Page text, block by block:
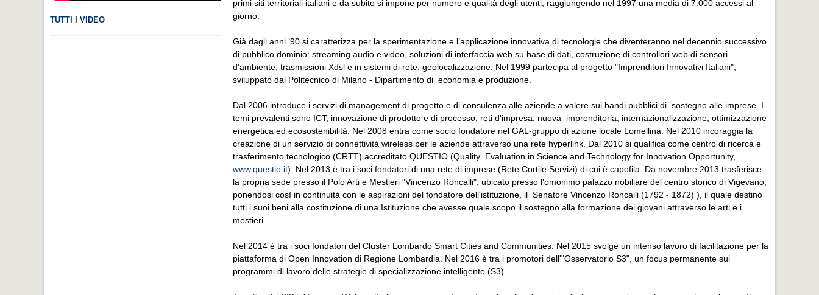
TUTTI I VIDEO
primi siti territoriali italiani e da subito si impone per numero e qualità degli utenti, raggiungendo nel 1997 una media di 7.000 accessi al
giorno.
Già dagli anni ’90 si caratterizza per la sperimentazione e l’applicazione innovativa di tecnologie che diventeranno nel decennio successivo
di pubblico dominio: streaming audio e video, soluzioni di interfaccia web su base di dati, costruzione di controllori web di sensori
d'ambiente, trasmissioni Xdsl e in sistemi di rete, geolocalizzazione. Nel 1999 partecipa al progetto "Imprenditori Innovativi Italiani",
sviluppato dal Politecnico di Milano - Dipartimento di economia e produzione.
Dal 2006 introduce i servizi di management di progetto e di consulenza alle aziende a valere sui bandi pubblici di sostegno alle imprese. I
temi prevalenti sono ICT, innovazione di prodotto e di processo, reti d'impresa, nuova imprenditoria, internazionalizzazione, ottimizzazione
energetica ed ecosostenibilità. Nel 2008 entra come socio fondatore nel GAL-gruppo di azione locale Lomellina. Nel 2010 incoraggia la
creazione di un servizio di connettività wireless per le aziende attraverso una rete hyperlink. Dal 2010 si qualifica come centro di ricerca e
trasferimento tecnologico (CRTT) accreditato QUESTIO (Quality Evaluation in Science and Technology for Innovation Opportunity,
www.questio.it). Nel 2013 è tra i soci fondatori di una rete di imprese (Rete Cortile Servizi) di cui è capofila. Da novembre 2013 trasferisce
la propria sede presso il Polo Arti e Mestieri "Vincenzo Roncalli", ubicato presso l'omonimo palazzo nobiliare del centro storico di Vigevano,
ponendosi così in continuità con le aspirazioni del fondatore dell'istituzione, il Senatore Vincenzo Roncalli (1792 - 1872) ), il quale destinò
tutti i suoi beni alla costituzione di una Istituzione che avesse quale scopo il sostegno alla formazione dei giovani attraverso le arti e i
mestieri.
Nel 2014 è tra i soci fondatori del Cluster Lombardo Smart Cities and Communities. Nel 2015 svolge un intenso lavoro di facilitazione per la
piattaforma di Open Innovation di Regione Lombardia. Nel 2016 è tra i promotori dell'"Osservatorio S3", un focus permanente sui
programmi di lavoro delle strategie di specializzazione intelligente (S3).